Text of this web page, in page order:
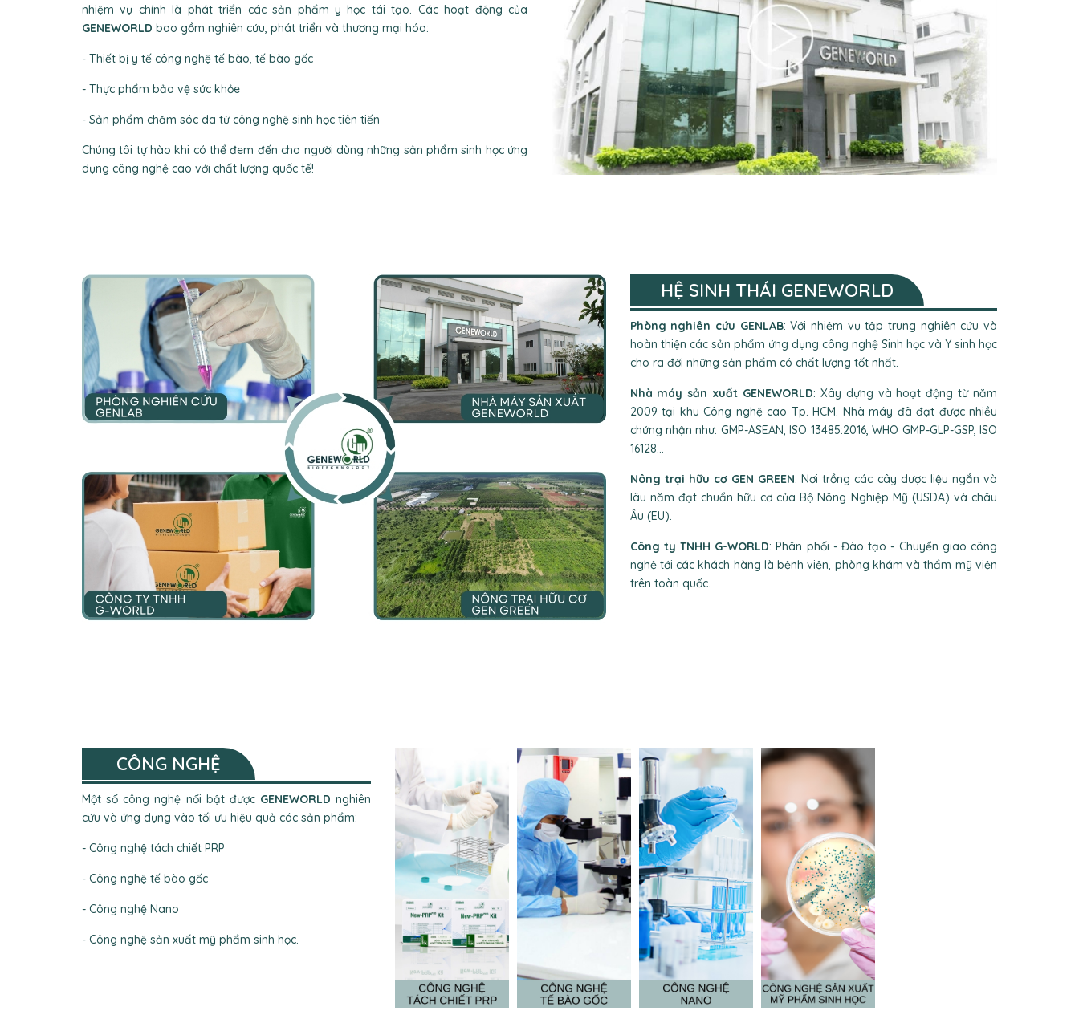
nhiệm vụ chính là phát triển các sản phẩm y học tái tạo. Các hoạt động của
GENEWORLD bao gồm nghiên cứu, phát triển và thương mại hóa:
- Thiết bị y tế công nghệ tế bào, tế bào gốc
- Thực phẩm bảo vệ sức khỏe
- Sản phẩm chăm sóc da từ công nghệ sinh học tiên tiến
Chúng tôi tự hào khi có thể đem đến cho người dùng những sản phẩm sinh học ứng
dụng công nghệ cao với chất lượng quốc tế!
HỆ SINH THÁI GENEWORLD
Phòng nghiên cứu GENLAB: Với nhiệm vụ tập trung nghiên cứu và
hoàn thiện các sản phẩm ứng dụng công nghệ Sinh học và Y sinh học
cho ra đời những sản phẩm có chất lượng tốt nhất.
Nhà máy sản xuất GENEWORLD: Xây dựng và hoạt động từ năm
2009 tại khu Công nghệ cao Tp. HCM. Nhà máy đã đạt được nhiều
chứng nhận như: GMP-ASEAN, ISO 13485:2016, WHO GMP-GLP-GSP, ISO
16128...
Nông trại hữu cơ GEN GREEN: Nơi trồng các cây dược liệu ngắn và
lâu năm đạt chuẩn hữu cơ của Bộ Nông Nghiệp Mỹ (USDA) và châu
Âu (EU).
Công ty TNHH G-WORLD: Phân phối - Đào tạo - Chuyển giao công
nghệ tới các khách hàng là bệnh viện, phòng khám và thẩm mỹ viện
trên toàn quốc.
CÔNG NGHỆ
Một số công nghệ nổi bật được GENEWORLD nghiên
cứu và ứng dụng vào tối ưu hiệu quả các sản phẩm:
- Công nghệ tách chiết PRP
- Công nghệ tế bào gốc
- Công nghệ Nano
- Công nghệ sản xuất mỹ phẩm sinh học.